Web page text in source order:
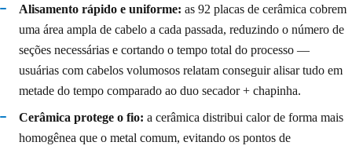
Alisamento rápido e uniforme: as 92 placas de cerâmica cobrem
uma área ampla de cabelo a cada passada, reduzindo o número de
seções necessárias e cortando o tempo total do processo —
usuárias com cabelos volumosos relatam conseguir alisar tudo em
metade do tempo comparado ao duo secador + chapinha.
Cerâmica protege o fio: a cerâmica distribui calor de forma mais
homogênea que o metal comum, evitando os pontos de